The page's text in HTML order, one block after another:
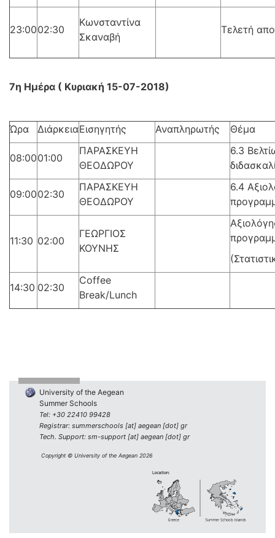
23:0002:30
Κωνσταντίνα
Σκαναβή
Τελετή
7η Ημέρα ( Κυριακή 15-07-2018)
Ώρα ΔιάρκειαΕισηγητής Αναπληρωτής Θέμα
08:0001:00
ΠΑΡΑΣΚΕΥΗ
ΘΕΟΔΩΡΟΥ
6.3
09:0002:30
ΠΑΡΑΣΚΕΥΗ
ΘΕΟΔΩΡΟΥ
6.4
11:30 02:00
ΓΕΩΡΓΙΟΣ
ΚΟΥΝΗΣ
14:30 02:30
Coffee
Break/Lunch
University of the Aegean
Summer Schools
Tel: +30 22410 99428
Registrar: summerschools [at] aegean [dot] gr
Tech. Support: sm-support [at] aegean [dot] gr
Copyright © University of the Aegean 2026